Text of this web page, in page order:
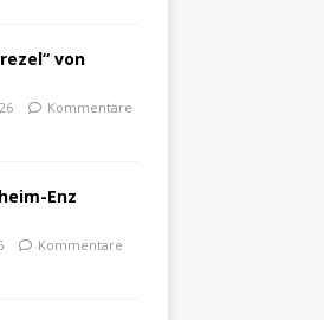
von
Kommentare
Enz
Kommentare